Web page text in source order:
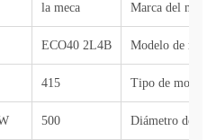
la meca Marca del motor
ECO40 2L4B Modelo de
415 Tipo de motor
500 Diámetro del